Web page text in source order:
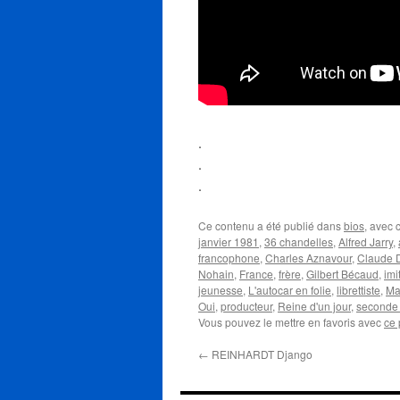
.
.
.
Ce contenu a été publié dansbios, avec
janvier 1981 , 36 chandelles, Alfred Jarry,
francophone, Charles Aznavour, Claude
Nohain, France, frère, Gilbert Bécaud,
jeunesse, L'autocar en folie, librettiste,
Oui, producteur, Reine d'un jour,
Vous pouvez le mettre en favoris avecce
← REINHARDT Django